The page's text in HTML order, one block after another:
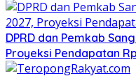
DPRD dan Pemkab
Proyeksi Pendapatan